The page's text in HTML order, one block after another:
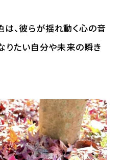
、彼らが揺れ動く心の音
りたい自分や未来の瞬き